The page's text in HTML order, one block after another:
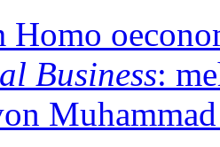
Homo
Business: